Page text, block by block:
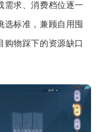
需求、消费档位逐一
选标准，兼顾自用囤
物踩下的资源缺口